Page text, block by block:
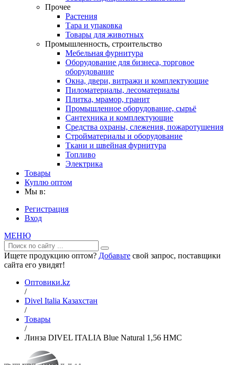
Прочее
Растения
Тара и упаковка
Товары для животных
Промышленность, строительство
Мебельная фурнитура
Оборудование для бизнеса, торговое
оборудование
Окна, двери, витражи и комплектующие
Пиломатериалы, лесоматериалы
Плитка, мрамор, гранит
Промышленное оборудование, сырьё
Сантехника и комплектующие
Средства охраны, слежения, пожаротушения
Стройматериалы и оборудование
Ткани и швейная фурнитура
Топливо
Электрика
Товары
Куплю оптом
Мы в:
Регистрация
Вход
МЕНЮ
Ищете продукцию оптом? Добавьте свой запрос, поставщики
сайта его увидят!
Оптовики.kz
/
Divel Italia Казахстан
/
Товары
/
Линза DIVEL ITALIA Blue Natural 1,56 HMC